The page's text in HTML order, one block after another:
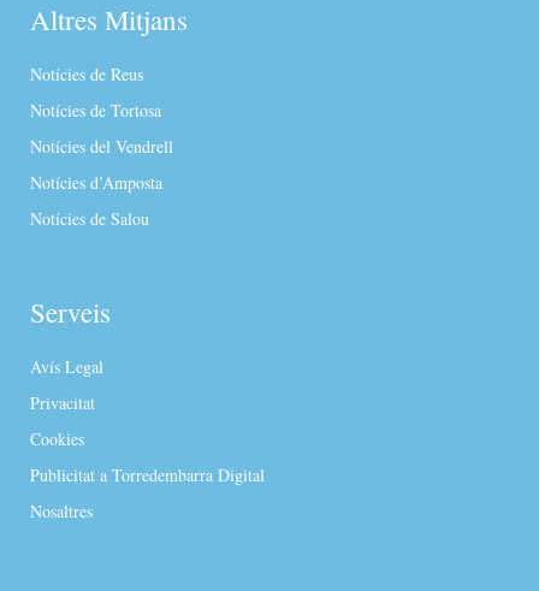
Altres Mitjans
Notícies de Reus
Notícies de Tortosa
Notícies del Vendrell
Notícies d’Amposta
Notícies de Salou
Serveis
Avís Legal
Privacitat
Cookies
Publicitat a Torredembarra Digital
Nosaltres